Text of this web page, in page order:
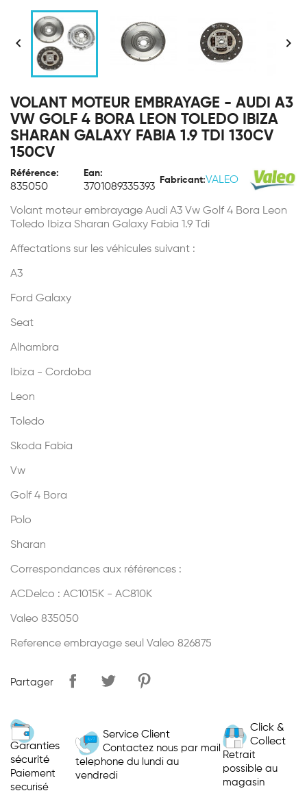
 
VOLANT MOTEUR EMBRAYAGE - AUDI A3
VW GOLF 4 BORA LEON TOLEDO IBIZA
SHARAN GALAXY FABIA 1.9 TDI 130CV
150CV
Référence:
835050
Ean:
3701089335393
Fabricant:VALEO
Volant moteur embrayage Audi A3 Vw Golf 4 Bora Leon
Toledo Ibiza Sharan Galaxy Fabia 1.9 Tdi
Affectations sur les véhicules suivant :
A3
Ford Galaxy
Seat
Alhambra
Ibiza - Cordoba
Leon
Toledo
Skoda Fabia
Vw
Golf 4 Bora
Polo
Sharan
Correspondances aux références :
ACDelco : AC1015K - AC810K
Valeo 835050
Reference embrayage seul Valeo 826875
Partager
Garanties
sécurité
Paiement
securisé
Service Client
Contactez nous par mail
telephone du lundi au
vendredi
Click &
Collect
Retrait
possible au
magasin